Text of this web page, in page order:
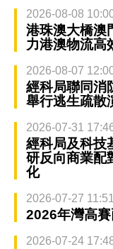
2026-08-08
港珠澳大橋澳
力港澳物流高
2026-08-07
經科局聯同消
舉行逃生疏散
2026-07-31
經科局及科技
研反向商業配
化
2026-07-27 11:51
2026年灣高
2026-07-24